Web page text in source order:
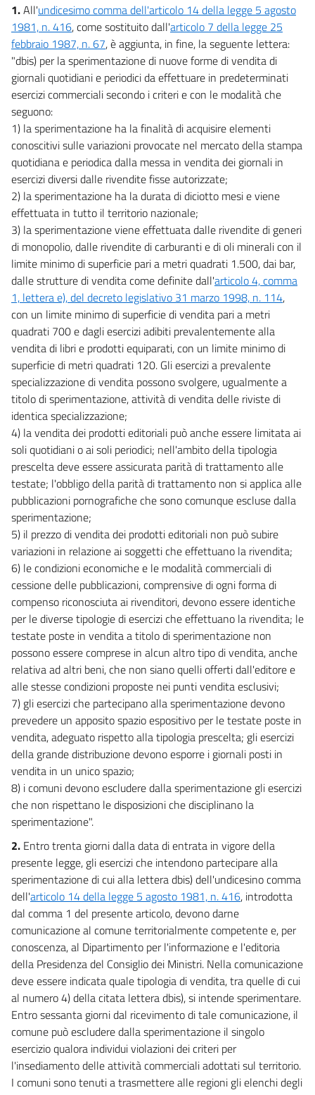
1.All'undicesimo comma dell'articolo 14 della legge 5 agosto
1981, n. 416, come sostituito dall'articolo 7 della legge 25
febbraio 1987, n. 67, è aggiunta, in fine, la seguente lettera:
"dbis) per la sperimentazione di nuove forme di vendita di
giornali quotidiani e periodici da effettuare in predeterminati
esercizi commerciali secondo i criteri e con le modalità che
seguono:
1) la sperimentazione ha la finalità di acquisire elementi
conoscitivi sulle variazioni provocate nel mercato della stampa
quotidiana e periodica dalla messa in vendita dei giornali in
esercizi diversi dalle rivendite fisse autorizzate;
2) la sperimentazione ha la durata di diciotto mesi e viene
effettuata in tutto il territorio nazionale;
3) la sperimentazione viene effettuata dalle rivendite di generi
di monopolio, dalle rivendite di carburanti e di oli minerali con il
limite minimo di superficie pari a metri quadrati 1.500, dai bar,
dalle strutture di vendita come definite dall'articolo 4, comma
1, lettera e), del decreto legislativo 31 marzo 1998, n. 114,
con un limite minimo di superficie di vendita pari a metri
quadrati 700 e dagli esercizi adibiti prevalentemente alla
vendita di libri e prodotti equiparati, con un limite minimo di
superficie di metri quadrati 120. Gli esercizi a prevalente
specializzazione di vendita possono svolgere, ugualmente a
titolo di sperimentazione, attività di vendita delle riviste di
identica specializzazione;
4) la vendita dei prodotti editoriali può anche essere limitata ai
soli quotidiani o ai soli periodici; nell'ambito della tipologia
prescelta deve essere assicurata parità di trattamento alle
testate; l'obbligo della parità di trattamento non si applica alle
pubblicazioni pornografiche che sono comunque escluse dalla
sperimentazione;
5) il prezzo di vendita dei prodotti editoriali non può subire
variazioni in relazione ai soggetti che effettuano la rivendita;
6) le condizioni economiche e le modalità commerciali di
cessione delle pubblicazioni, comprensive di ogni forma di
compenso riconosciuta ai rivenditori, devono essere identiche
per le diverse tipologie di esercizi che effettuano la rivendita; le
testate poste in vendita a titolo di sperimentazione non
possono essere comprese in alcun altro tipo di vendita, anche
relativa ad altri beni, che non siano quelli offerti dall'editore e
alle stesse condizioni proposte nei punti vendita esclusivi;
7) gli esercizi che partecipano alla sperimentazione devono
prevedere un apposito spazio espositivo per le testate poste in
vendita, adeguato rispetto alla tipologia prescelta; gli esercizi
della grande distribuzione devono esporre i giornali posti in
vendita in un unico spazio;
8) i comuni devono escludere dalla sperimentazione gli esercizi
che non rispettano le disposizioni che disciplinano la
sperimentazione".
2. Entro trenta giorni dalla data di entrata in vigore della
presente legge, gli esercizi che intendono partecipare alla
sperimentazione di cui alla lettera dbis) dell'undicesino comma
dell'articolo 14 della legge 5 agosto 1981, n. 416, introdotta
dal comma 1 del presente articolo, devono darne
comunicazione al comune territorialmente competente e, per
conoscenza, al Dipartimento per l'informazione e l'editoria
della Presidenza del Consiglio dei Ministri. Nella comunicazione
deve essere indicata quale tipologia di vendita, tra quelle di cui
al numero 4) della citata lettera dbis), si intende sperimentare.
Entro sessanta giorni dal ricevimento di tale comunicazione, il
comune può escludere dalla sperimentazione il singolo
esercizio qualora individui violazioni dei criteri per
l'insediamento delle attività commerciali adottati sul territorio.
I comuni sono tenuti a trasmettere alle regioni gli elenchi degli